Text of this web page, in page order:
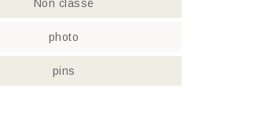
Non classé
photo
pins